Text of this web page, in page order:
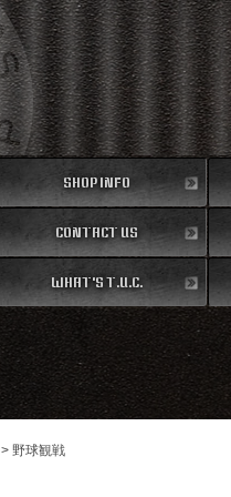
SHOP INFO
店舗情報
CONTACT US
お問い合わせ
WHAT'S T.U.C.
TUCとは？
>野球観戦